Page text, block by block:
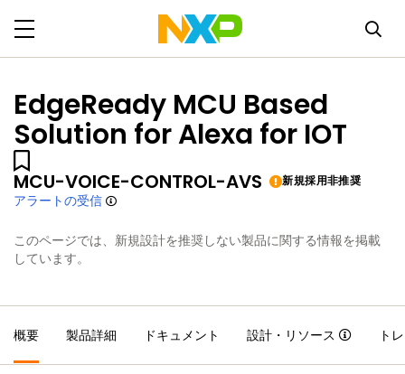
EdgeReady MCU Based
Solution for Alexa for IOT
MCU-VOICE-CONTROL-AVS 新規採用非推奨
アラートの受信
このページでは、新規設計を推奨しない製品に関する情報を掲載
しています。
概要 製品詳細 ドキュメント 設計・リソース ト